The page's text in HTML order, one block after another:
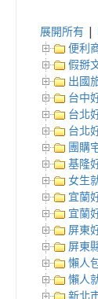
展開所有
便利
假掰
出國
台中
台北
台北
團購
基隆
女生
宜蘭
宜蘭
屏東
屏東
懶人
懶人
新北